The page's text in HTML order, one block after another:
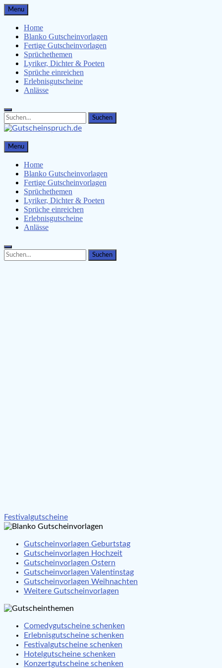
Skip
to
content
Menu
Home
Blanko Gutscheinvorlagen
Fertige Gutscheinvorlagen
Sprüchethemen
Lyriker, Dichter & Poeten
Sprüche einreichen
Erlebnisgutscheine
Anlässe
Search
for:
Search
Gutscheinspruch.de
Gutscheinsprüche & Gutscheinvorlagen finden
Menu
Home
Blanko Gutscheinvorlagen
Fertige Gutscheinvorlagen
Sprüchethemen
Lyriker, Dichter & Poeten
Sprüche einreichen
Erlebnisgutscheine
Anlässe
Search
for:
Search
Beitragsnavigation
Festivalgutscheine
Gutscheinvorlagen Geburtstag
Gutscheinvorlagen Hochzeit
Gutscheinvorlagen Ostern
Gutscheinvorlagen Valentinstag
Gutscheinvorlagen Weihnachten
Weitere Gutscheinvorlagen
Comedygutscheine schenken
Erlebnisgutscheine schenken
Festivalgutscheine schenken
Hotelgutscheine schenken
Konzertgutscheine schenken